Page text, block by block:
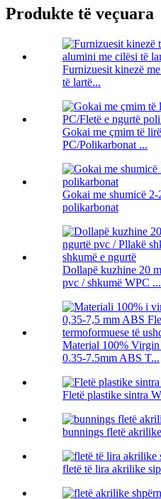
Produkte të veçuara
Furnizuesit kinezë
të lartë...
Gokai me çmim të
PC/Polikarbonat ...
Gokai me shumicë
polikarbonat
Dollapë kuzhine 20
pvc / shkumë WPC ...
Material 100%
0.35-7.5mm ABS T...
Fletë plastike sintra
bunnings fletë akrilike
fletë të lira akrilike